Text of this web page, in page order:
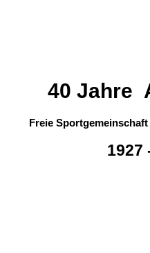
40 Jahre
Freie
1927